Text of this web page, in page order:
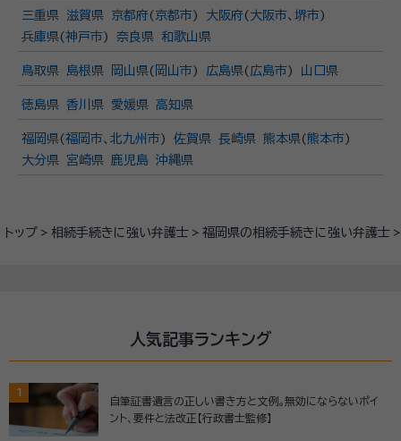
トップ 相続手続きに強い弁護士 福岡県の相続手続きに強い弁護士
三重県 滋賀県 京都府(京都市) 大阪府(大阪市、 堺市)
兵庫県(神戸市) 奈良県 和歌山県
鳥取県 島根県 岡山県( 岡山市) 広島県(広島市) 山口県
徳島県 香川県 愛媛県 高知県
福岡県(福岡市、 北九州市) 佐賀県 長崎県 熊本県(熊本市)
大分県
宮崎県 鹿児島 沖縄県
人気記事ランキング
1
自筆証書遺言の正しい書き方と文例。無効にならないポイ
ント、要件と法改正【行政書士監修】